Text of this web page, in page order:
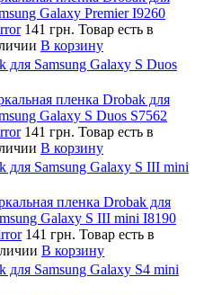
Galaxy Premier I9260
141 грн. Товар есть в
В корзину
для Samsung Galaxy S Duos
пленка Drobak для
Galaxy S Duos S7562
141 грн. Товар есть в
В корзину
для Samsung Galaxy S III mini
пленка Drobak для
Galaxy S III mini I8190
141 грн. Товар есть в
В корзину
для Samsung Galaxy S4 mini